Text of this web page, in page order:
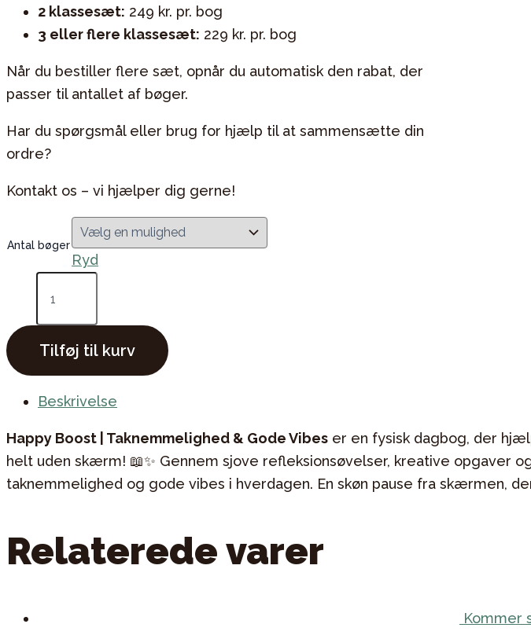
2 klassesæt: 249 kr. pr. bog
3 eller flere klassesæt: 229 kr. pr. bog
Når du bestiller flere sæt, opnår du automatisk den rabat, der
passer til antallet af bøger.
Har du spørgsmål eller brug for hjælp til at sammensætte din
ordre?
Kontakt os – vi hjælper dig gerne!
Antal bøger
Ryd
Happy
klassesæt
antal
Tilføj til kurv
Beskrivelse
Happy Boost | Taknemmelighed & Gode Vibes er en fysisk dagbog, der
helt uden skærm! 📖✨ Gennem sjove refleksionsøvelser, kreative opgaver
taknemmelighed og gode vibes i hverdagen. En skøn pause fra skærmen,
Relaterede varer
Kommer